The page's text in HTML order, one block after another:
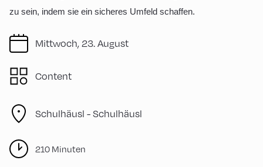
Mittwoch, 23. August
Content
Schulhäusl -Schulhäusl
210 Minuten
zu sein, indem sie ein sicheres Umfeld schaffen.